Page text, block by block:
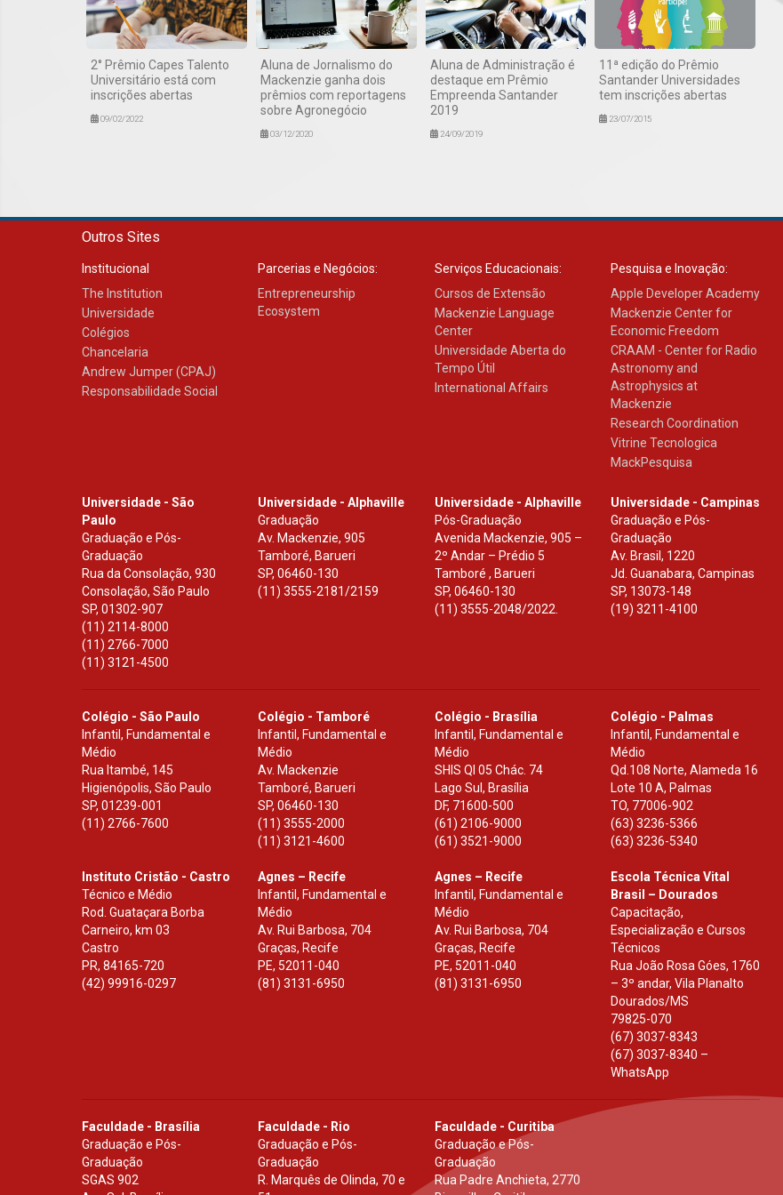
2° Prêmio Capes Talento
Universitário está com
inscrições abertas
09/02/2022
Aluna de Jornalismo do
Mackenzie ganha dois
prêmios com reportagens
sobre Agronegócio
03/12/2020
Aluna de Administração é
destaque em Prêmio
Empreenda Santander
2019
24/09/2019
11ª edição do Prêmio
Santander Universidades
tem inscrições abertas
23/07/2015
Outros Sites
Institucional
The Institution
Universidade
Colégios
Chancelaria
Andrew Jumper (CPAJ)
Responsabilidade Social
Parcerias e Negócios:
Entrepreneurship
Ecosystem
Serviços Educacionais:
Cursos de Extensão
Mackenzie Language
Center
Universidade Aberta do
Tempo Útil
International Affairs
Pesquisa e Inovação:
Apple Developer Academy
Mackenzie Center for
Economic Freedom
CRAAM - Center for Radio
Astronomy and
Astrophysics at
Mackenzie
Research Coordination
Vitrine Tecnologica
MackPesquisa
Universidade - São
Paulo
Graduação e Pós-
Graduação
Rua da Consolação, 930
Consolação, São Paulo
SP, 01302-907
(11) 2114-8000
(11) 2766-7000
(11) 3121-4500
Universidade - Alphaville
Graduação
Av. Mackenzie, 905
Tamboré, Barueri
SP,06460-130
(11) 3555-2181/2159
Universidade - Alphaville
Pós-Graduação
Avenida Mackenzie, 905 –
2º Andar – Prédio 5
Tamboré , Barueri
SP, 06460-130
(11) 3555-2048/2022.
Universidade - Campinas
Graduação e Pós-
Graduação
Av. Brasil, 1220
Jd. Guanabara, Campinas
SP, 13073-148
(19) 3211-4100
Colégio - São Paulo
Infantil, Fundamental e
Médio
Rua Itambé, 145
Higienópolis, São Paulo
SP, 01239-001
(11) 2766-7600
Colégio - Tamboré
Infantil, Fundamental e
Médio
Av. Mackenzie
Tamboré, Barueri
SP,06460-130
(11) 3555-2000
(11) 3121-4600
Colégio - Brasília
Infantil, Fundamental e
Médio
SHIS Ql 05 Chác. 74
Lago Sul, Brasília
DF, 71600-500
(61) 2106-9000
(61) 3521-9000
Colégio - Palmas
Infantil, Fundamental e
Médio
Qd.108 Norte, Alameda 16
Lote 10 A, Palmas
TO, 77006-902
(63) 3236-5366
(63) 3236-5340
Instituto Cristão - Castro
Técnico e Médio
Rod. Guataçara Borba
Carneiro, km 03
Castro
PR, 84165-720
(42) 99916-0297
Agnes – Recife
Infantil, Fundamental e
Médio
Av. Rui Barbosa, 704
Graças, Recife
PE, 52011-040
(81) 3131-6950
Agnes – Recife
Infantil, Fundamental e
Médio
Av. Rui Barbosa, 704
Graças, Recife
PE, 52011-040
(81) 3131-6950
Escola Técnica Vital
Brasil – Dourados
Capacitação,
Especialização e Cursos
Técnicos
Rua João Rosa Góes, 1760
– 3º andar, Vila Planalto
Dourados/MS
79825-070
(67) 3037-8343
(67) 3037-8340 –
WhatsApp
Faculdade - Brasília
Graduação e Pós-
Graduação
SGAS 902
Faculdade - Rio
Graduação e Pós-
Graduação
R. Marquês de Olinda, 70 e
Faculdade - Curitiba
Graduação e Pós-
Graduação
Rua Padre Anchieta, 2770